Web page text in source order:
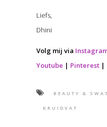
Liefs,
Dhini
Volg mij via
Youtube | Pinterest|
BEAUTY &
KRUIDVAT